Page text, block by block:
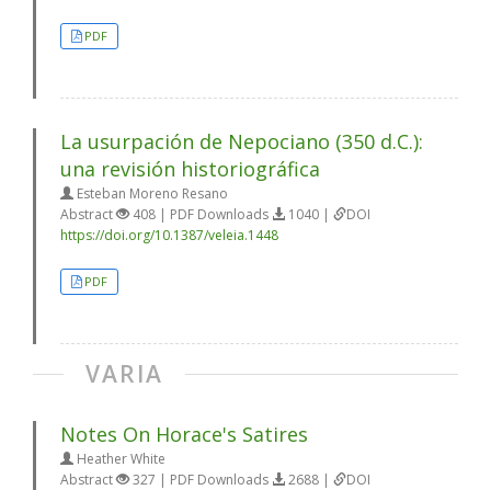
PDF
La usurpación de Nepociano (350 d.C.):
una revisión historiográfica
Esteban Moreno Resano
Abstract
408 | PDF Downloads 1040 |
DOI
https://doi.org/10.1387/veleia.1448
PDF
VARIA
Notes On Horace's Satires
Heather White
Abstract
327 | PDF Downloads 2688 |
DOI